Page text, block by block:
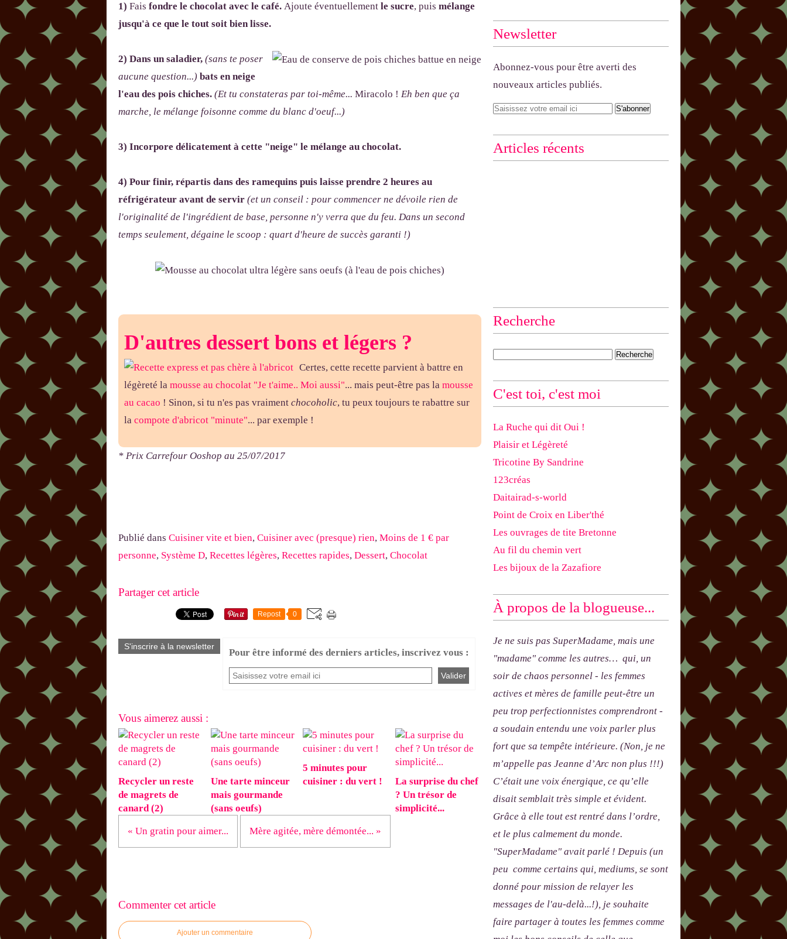
1) Fais fondre le chocolat avec le café. Ajoute éventuellement le sucre, puis mélange
jusqu'à ce que le tout soit bien lisse.
2) Dans un saladier, (sans te poser
aucune question...) bats en neige
l'eau des pois chiches. (Et tu constateras par toi-même... Miracolo ! Eh ben que ça
marche, le mélange foisonne comme du blanc d'oeuf...)
3) Incorpore délicatement à cette "neige" le mélange au chocolat.
4) Pour finir, répartis dans des ramequins puis laisse prendre 2 heures au
réfrigérateur avant de servir (et un conseil : pour commencer ne dévoile rien de
l'originalité de l'ingrédient de base, personne n'y verra que du feu. Dans un second
temps seulement, dégaine le scoop : quart d'heure de succès garanti !)
D'autres dessert bons et légers ?
Certes, cette recette parvient à battre en
légèreté la mousse au chocolat "Je t'aime.. Moi aussi"... mais peut-être pas la mousse
au cacao ! Sinon, si tu n'es pas vraiment chocoholic, tu peux toujours te rabattre sur
la compote d'abricot "minute"... par exemple !
* Prix Carrefour Ooshop au 25/07/2017
Publié dans Cuisiner vite et bien, Cuisiner avec (presque) rien, Moins de 1 € par
personne, Système D, Recettes légères, Recettes rapides, Dessert, Chocolat
Partager cet article
Repost 0
S'inscrire à la newsletter
Pour être informé des derniers articles, inscrivez vous :
Vous aimerez aussi :
Recycler un reste
de magrets de
canard (2)
Une tarte minceur
mais gourmande
(sans oeufs)
5 minutes pour
cuisiner : du vert !
La surprise du chef
? Un trésor de
simplicité...
« Un gratin pour aimer... Mère agitée, mère démontée... »
Commenter cet article
Ajouter un commentaire
Newsletter
Abonnez-vous pour être averti des
nouveaux articles publiés.
Articles récents
Recherche
C'est toi, c'est moi
La Ruche qui dit Oui !
Plaisir et Légèreté
Tricotine By Sandrine
123créas
Daitairad-s-world
Point de Croix en Liber'thé
Les ouvrages de tite Bretonne
Au fil du chemin vert
Les bijoux de la Zazafiore
À propos de la blogueuse...
Je ne suis pas SuperMadame, mais une
"madame" comme les autres… qui, un
soir de chaos personnel - les femmes
actives et mères de famille peut-être un
peu trop perfectionnistes comprendront -
a soudain entendu une voix parler plus
fort que sa tempête intérieure. (Non, je ne
m’appelle pas Jeanne d’Arc non plus !!!)
C’était une voix énergique, ce qu’elle
disait semblait très simple et évident.
Grâce à elle tout est rentré dans l’ordre,
et le plus calmement du monde.
"SuperMadame" avait parlé ! Depuis (un
peu comme certains qui, mediums, se sont
donné pour mission de relayer les
messages de l'au-delà...!), je souhaite
faire partager à toutes les femmes comme